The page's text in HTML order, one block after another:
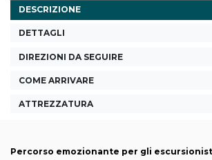
DESCRIZIONE
DETTAGLI
DIREZIONI DA SEGUIRE
COME ARRIVARE
ATTREZZATURA
Percorso emozionante per gli